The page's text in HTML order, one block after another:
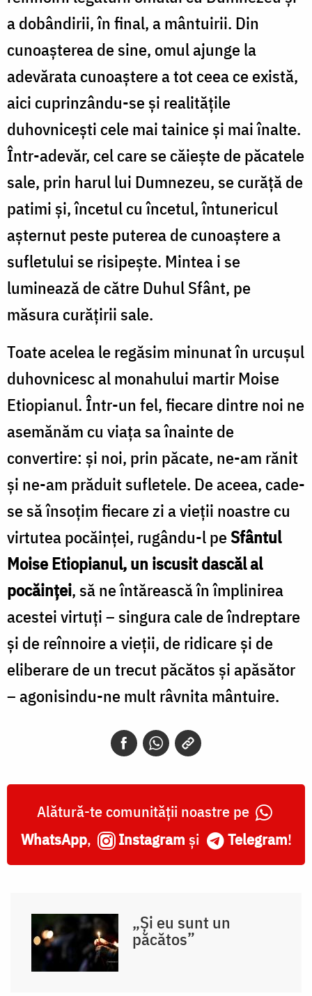
a dobândirii, în final, a mântuirii. Din
cunoaşterea de sine, omul ajunge la
adevărata cunoaştere a tot ceea ce există,
aici cuprinzându-se şi realităţile
duhovniceşti cele mai tainice şi mai înalte.
Într-adevăr, cel care se căieşte de păcatele
sale, prin harul lui Dumnezeu, se curăţă de
patimi şi, încetul cu încetul, întunericul
aşternut peste puterea de cunoaştere a
sufletului se risipeşte. Mintea i se
luminează de către Duhul Sfânt, pe
măsura curăţirii sale.
Toate acelea le regăsim minunat în urcușul
duhovnicesc al monahului martir Moise
Etiopianul. Într-un fel, fiecare dintre noi ne
asemănăm cu viața sa înainte de
convertire: și noi, prin păcate, ne-am rănit
și ne-am prăduit sufletele. De aceea, cade-
se să însoțim fiecare zi a vieții noastre cu
virtutea pocăinței, rugându-l peSfântul
Moise Etiopianul, un iscusit dascăl al
pocăinței, să ne întărească în împlinirea
acestei virtuți – singura cale de îndreptare
și de reînnoire a vieţii, de ridicare și de
eliberare de un trecut păcătos și apăsător
– agonisindu-ne mult râvnita mântuire.
Alătură-te comunității noastre pe
WhatsApp, Instagram și Telegram!
„Și eu sunt un
păcătos”